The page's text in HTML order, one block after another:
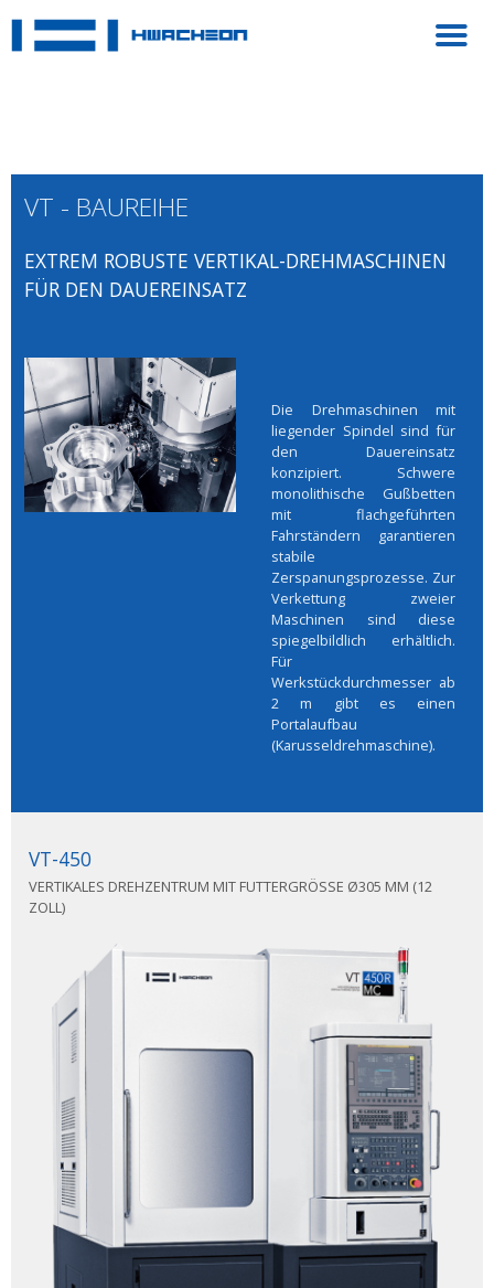
VT - BAUREIHE
EXTREM ROBUSTE VERTIKAL-DREHMASCHINEN
FÜR DEN DAUEREINSATZ
Die Drehmaschinen mit
liegender Spindel sind für
den Dauereinsatz
konzipiert. Schwere
monolithische Gußbetten
mit flachgeführten
Fahrständern garantieren
stabile
Zerspanungsprozesse. Zur
Verkettung zweier
Maschinen sind diese
spiegelbildlich erhältlich.
Für
Werkstückdurchmesser ab
2 m gibt es einen
Portalaufbau
(Karusseldrehmaschine).
VT-450
VERTIKALES DREHZENTRUM MIT FUTTERGRÖSSE Ø305 MM (12 Z
OLL)